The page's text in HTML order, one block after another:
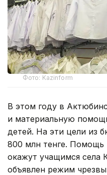
Фото: Kazinform
В этом году в
и материальную
детей. На эти цели из
800 млн тенге. Помощь
окажут учащимся села
объявлен режим